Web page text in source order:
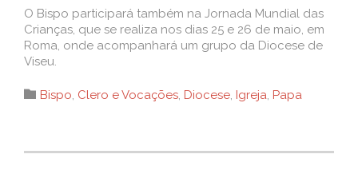
O Bispo participará também na Jornada Mundial das
Crianças, que se realiza nos dias 25 e 26 de maio, em
Roma, onde acompanhará um grupo da Diocese de
Viseu.
 Category
Bispo Clero e Vocações Diocese Igreja Papa